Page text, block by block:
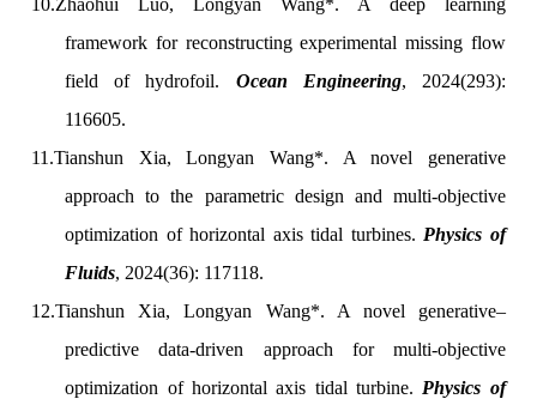
10.Zhaohui Luo, Longyan Wang*. A deep learning
framework for reconstructing experimental missing flow
field of hydrofoil. Ocean Engineering, 2024(293):
116605.
11.Tianshun Xia, Longyan Wang*. A novel generative
approach to the parametric design and multi-objective
optimization of horizontal axis tidal turbines. Physics of
Fluids, 2024(36): 117118.
12.Tianshun Xia, Longyan Wang*. A novel generative–
predictive data-driven approach for multi-objective
optimization of horizontal axis tidal turbine. Physics of